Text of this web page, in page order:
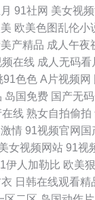
91社网 美女视
欧美色图乱伦小
产精品 成人午夜
在线 成人无码看
91色色 A片视频网
岛国免费 国产无
在线 熟女自拍偷拍
情 91视频官网国
女视频网站 91视
伊人加勒比 欧美
日韩在线观看精